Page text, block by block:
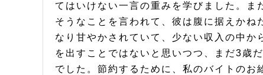
てはいけない一言の重みを学びました。
そうなことを言われて、彼は腹に据えか
なり甘やかされていて、少ない収入の中か
を出すことではないと思いつつ、まだ3歳
でした。節約するために、私のバイトの